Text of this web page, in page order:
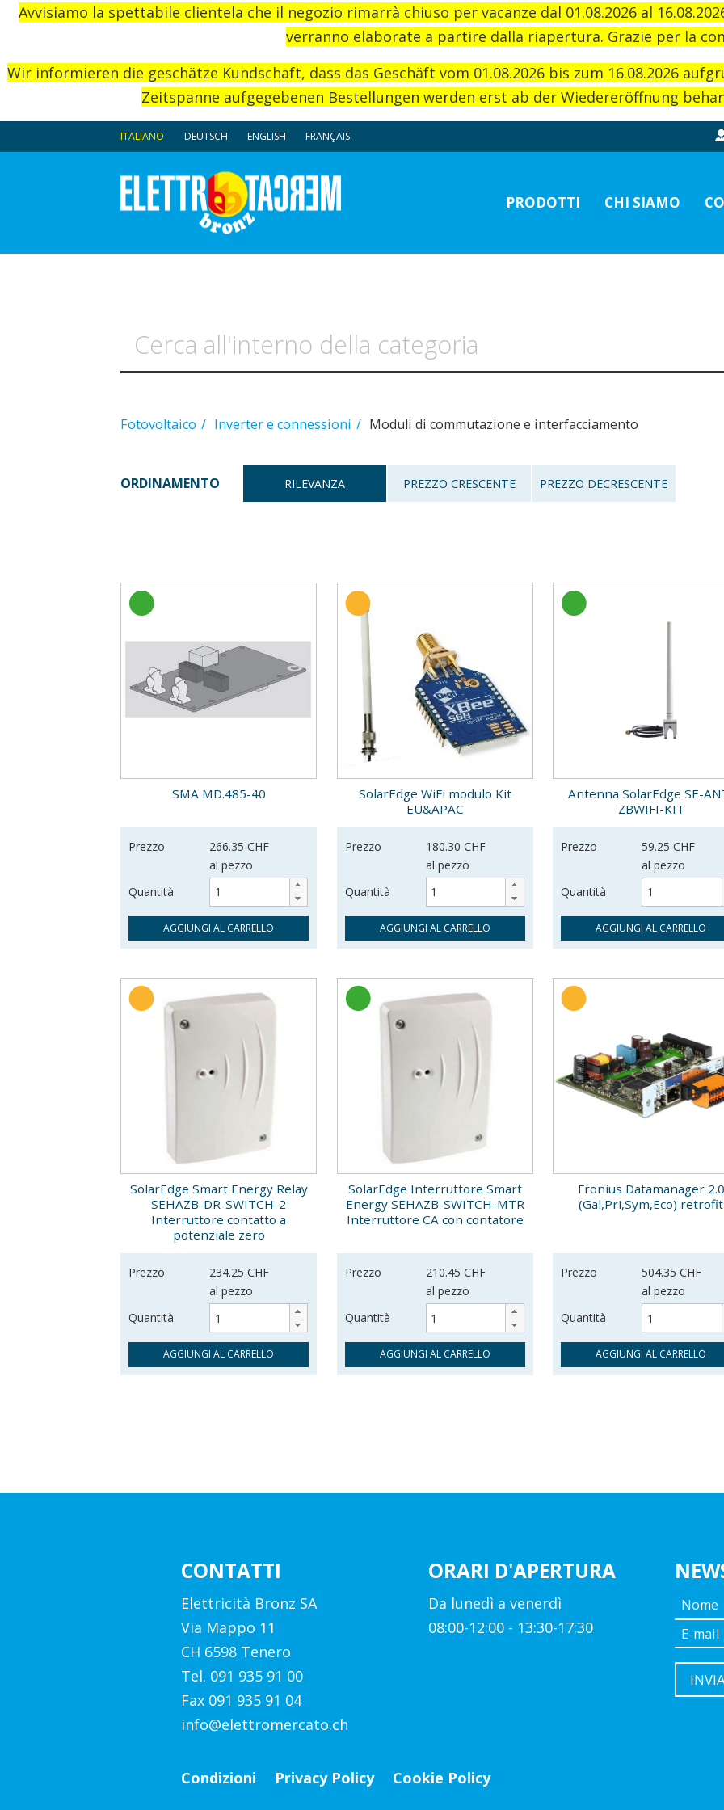
Avvisiamo la spettabile clientela che il negozio rimarrà chiuso per vacanze dal 01.08.2026 al
verranno elaborate a partire dalla riapertura. Grazie per la
Wir informieren die geschätze Kundschaft, dass das Geschäft vom 01.08.2026 bis zum 16.08.2026
Zeitspanne aufgegebenen Bestellungen werden erst ab der Wiedereröffnung
ITALIANO DEUTSCH ENGLISH FRANÇAIS
PRODOTTI CHI SIAMO
Fotovoltaico Inverter e connessioni Moduli di commutazione e interfacciamento
ORDINAMENTO RILEVANZA PREZZO CRESCENTE PREZZO DECRESCENTE
SMA MD.485-40
Prezzo
266.35 CHF
al pezzo
Quantità
AGGIUNGI AL CARRELLO
SolarEdge WiFi modulo Kit
EU&APAC
Prezzo
180.30 CHF
al pezzo
Quantità
AGGIUNGI AL CARRELLO
Antenna SolarEdge SE-
ZBWIFI-KIT
Prezzo
59.25 CHF
al pezzo
Quantità
AGGIUNGI AL CARRELLO
SolarEdge Smart Energy Relay
SEHAZB-DR-SWITCH-2
Interruttore contatto a
potenziale zero
Prezzo
234.25 CHF
al pezzo
Quantità
AGGIUNGI AL CARRELLO
SolarEdge Interruttore Smart
Energy SEHAZB-SWITCH-MTR
Interruttore CA con contatore
Prezzo
210.45 CHF
al pezzo
Quantità
AGGIUNGI AL CARRELLO
Fronius Datamanager 2.0
(Gal,Pri,Sym,Eco) retrofit
Prezzo
504.35 CHF
al pezzo
Quantità
AGGIUNGI AL CARRELLO
CONTATTI
Elettricità Bronz SA
Via Mappo 11
CH 6598 Tenero
Tel. 091 935 91 00
Fax 091 935 91 04
info@elettromercato.ch
ORARI D'APERTURA
Da lunedì a venerdì
08:00-12:00 - 13:30-17:30
Condizioni Privacy Policy Cookie Policy